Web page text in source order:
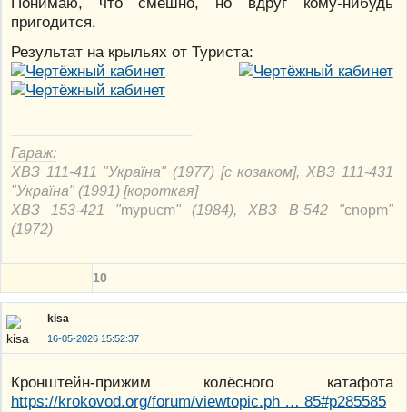
пригодится.
Результат на крыльях от Туриста:
Гараж:
ХВЗ 111-411 "Україна" (1977) [с козаком], ХВЗ 111-431
"Україна" (1991) [короткая]
ХВЗ 153-421 "mypucm" (1984), ХВЗ В-542 "cnорm"
(1972)
10
kisa
16-05-2026 15:52:37
Кронштейн-прижим колёсного катафота
https://krokovod.org/forum/viewtopic.ph … 85#p285585